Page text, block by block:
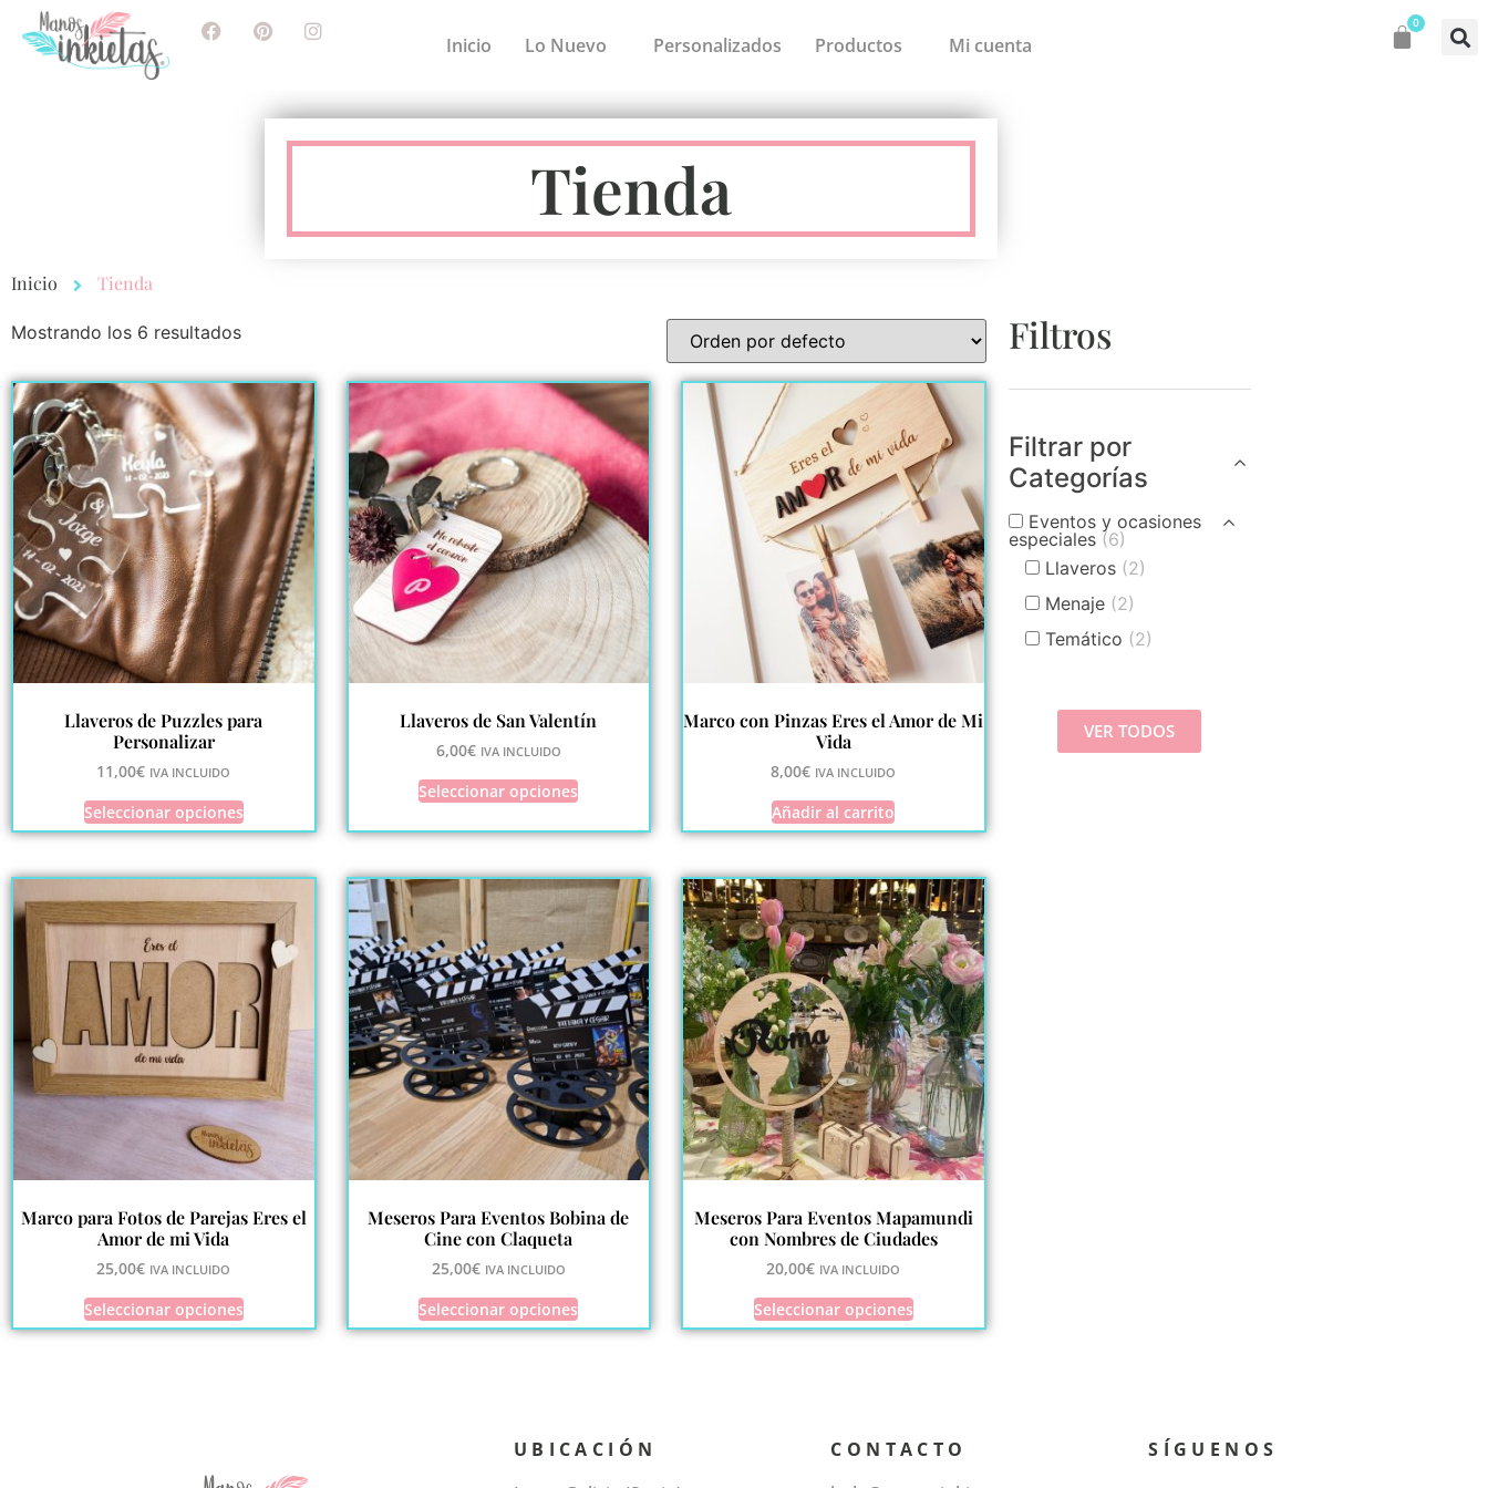
Inicio Lo Nuevo Personalizados Productos Mi cuenta
0
Tienda
Inicio Tienda
Mostrando los 6 resultados
Llaveros de Puzzles para
Personalizar
11,00€ IVA INCLUIDO
Seleccionar opciones
Llaveros de San Valentín
6,00€ IVA INCLUIDO
Seleccionar opciones
Marco con Pinzas Eres el Amor de Mi
Vida
8,00€ IVA INCLUIDO
Añadir al carrito
Marco para Fotos de Parejas Eres el
Amor de mi Vida
25,00€ IVA INCLUIDO
Seleccionar opciones
Meseros Para Eventos Bobina de
Cine con Claqueta
25,00€ IVA INCLUIDO
Seleccionar opciones
Meseros Para Eventos Mapamundi
con Nombres de Ciudades
20,00€ IVA INCLUIDO
Seleccionar opciones
Filtros
Filtrar por
Categorías
Eventos y ocasiones
especiales (6)
Llaveros (2)
Menaje (2)
Temático (2)
VER TODOS
UBICACIÓN
CONTACTO
SÍGUENOS